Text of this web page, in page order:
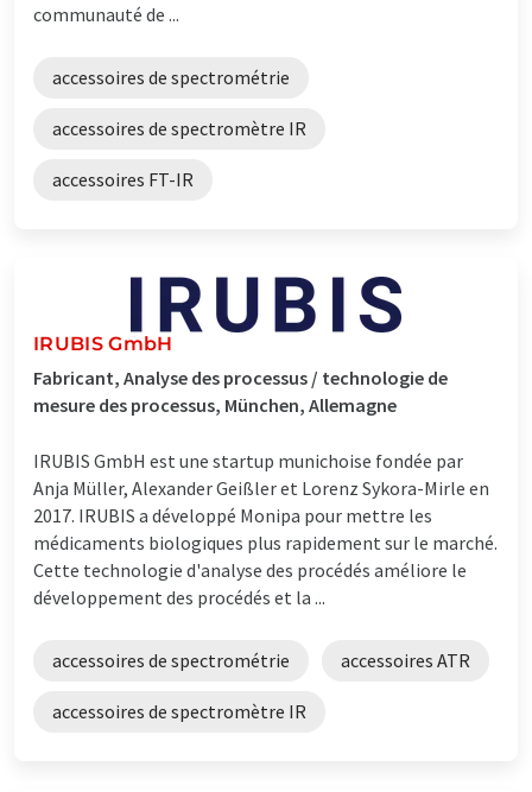
communauté de ...
accessoires de spectrométrie
accessoires de spectromètre IR
accessoires FT-IR
IRUBIS GmbH
Fabricant, Analyse des processus / technologie de
mesure des processus, München, Allemagne
IRUBIS GmbH est une startup munichoise fondée par
Anja Müller, Alexander Geißler et Lorenz Sykora-Mirle en
2017. IRUBIS a développé Monipa pour mettre les
médicaments biologiques plus rapidement sur le marché.
Cette technologie d'analyse des procédés améliore le
développement des procédés et la ...
accessoires de spectrométrie accessoires ATR
accessoires de spectromètre IR